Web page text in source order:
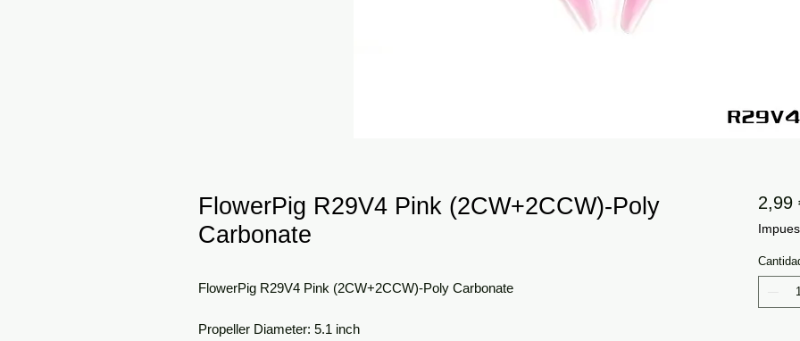
FlowerPig R29V4 Pink (2CW+2CCW)-Poly
Carbonate
FlowerPig R29V4 Pink (2CW+2CCW)-Poly Carbonate
Propeller Diameter: 5.1 inch
2,99